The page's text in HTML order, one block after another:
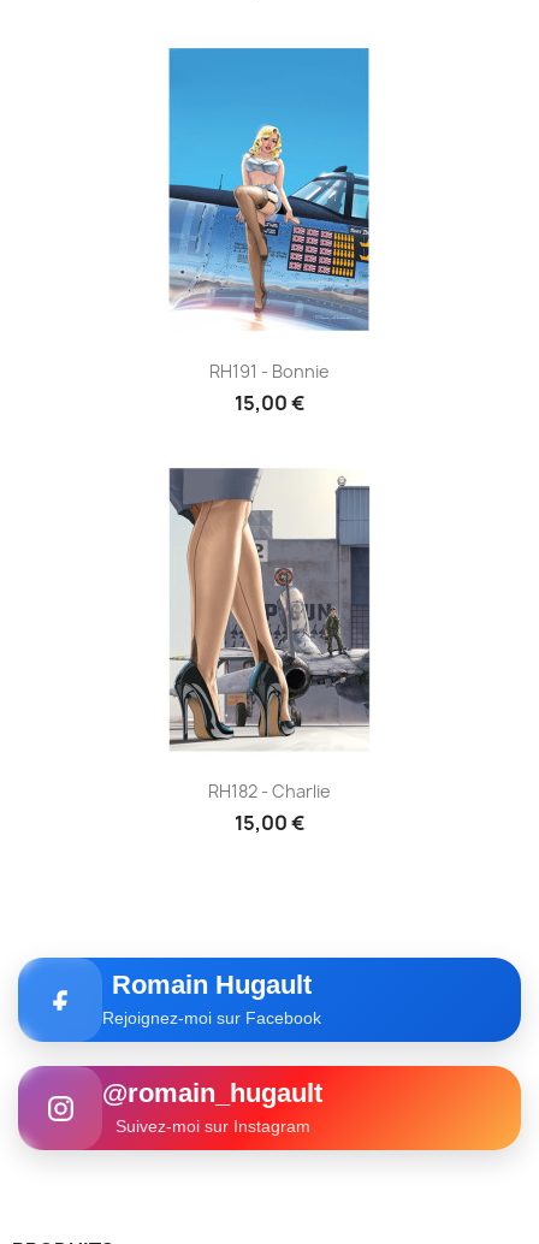
RH191 - Bonnie
15,00 €
RH182 - Charlie
15,00 €
Romain Hugault
Rejoignez-moi sur Facebook
@romain_hugault
Suivez-moi sur Instagram